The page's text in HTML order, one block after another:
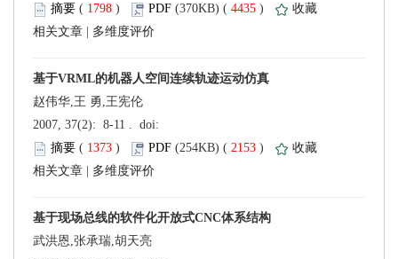
( ) 4435 )
赵伟华,王 勇,王宪伦
( ) 2153 )
武洪恩,张承瑞,胡天亮